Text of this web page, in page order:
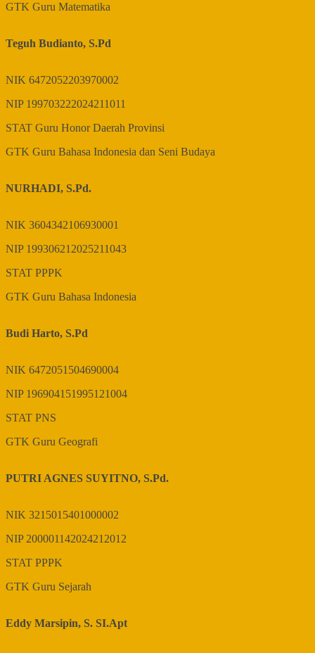
GTK Guru Matematika
Teguh Budianto, S.Pd
NIK 6472052203970002
NIP 199703222024211011
STAT Guru Honor Daerah Provinsi
GTK Guru Bahasa Indonesia dan Seni Budaya
NURHADI, S.Pd.
NIK 3604342106930001
NIP 199306212025211043
STAT PPPK
GTK Guru Bahasa Indonesia
Budi Harto, S.Pd
NIK 6472051504690004
NIP 196904151995121004
STAT PNS
GTK Guru Geografi
PUTRI AGNES SUYITNO, S.Pd.
NIK 3215015401000002
NIP200001142024212012
STAT PPPK
GTK Guru Sejarah
Eddy Marsipin, S. SI.Apt